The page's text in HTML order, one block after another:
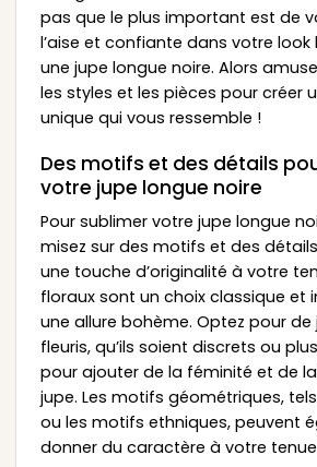
pas que le plus important est de
l’aise et confiante dans votre
une jupe longue noire. Alors
les styles et les pièces pour créer
unique qui vous ressemble !
Des motifs et des détails
votre jupe longue noire
Pour sublimer votre jupe longue
misez sur des motifs et des
une touche d’originalité à votre
floraux sont un choix classique et
une allure bohème. Optez pour de
fleuris, qu’ils soient discrets ou
pour ajouter de la féminité et de
jupe. Les motifs géométriques,
ou les motifs ethniques, peuvent
donner du caractère à votre